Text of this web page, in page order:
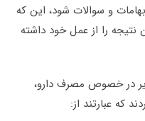
و سوالات شود، این که
نتیجه را از عمل خود داشته
در خصوص مصرف دارو،
که عبارتند از: